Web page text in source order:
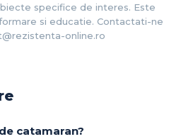
specifice de interes. Este
si educatie. Contactati-ne
online.ro
catamaran?